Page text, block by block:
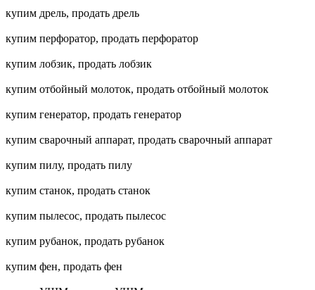
купим дрель, продать дрель
купим перфоратор, продать перфоратор
купим лобзик, продать лобзик
купим отбойный молоток, продать отбойный молоток
купим генератор, продать генератор
купим сварочный аппарат, продать сварочный аппарат
купим пилу, продать пилу
купим станок, продать станок
купим пылесос, продать пылесос
купим рубанок, продать рубанок
купим фен, продать фен